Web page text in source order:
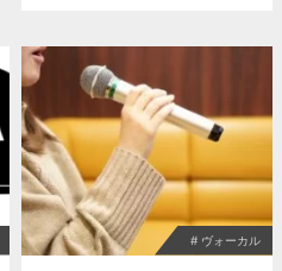
# ヴォーカル